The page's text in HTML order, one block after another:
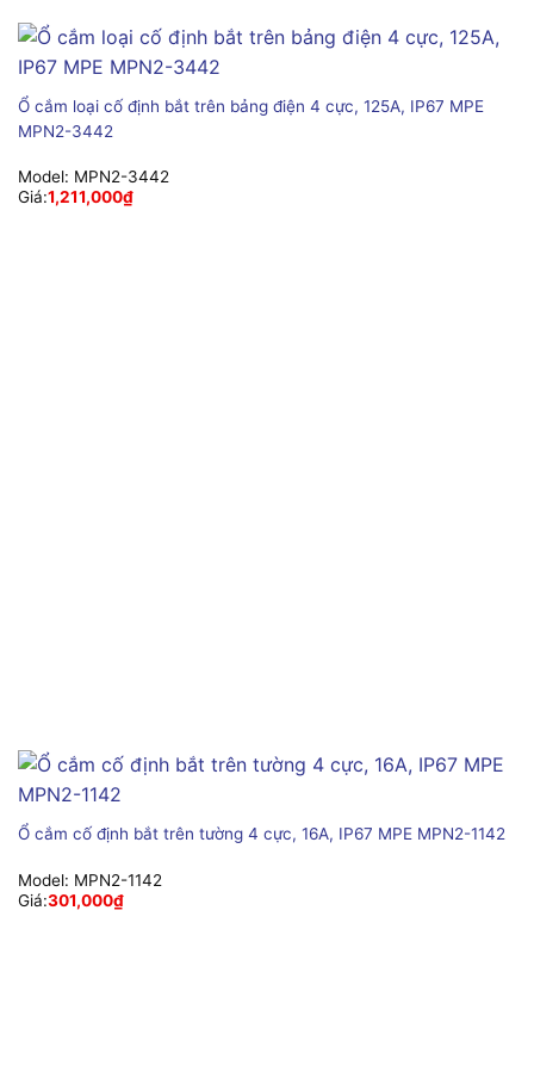
Ổ cắm loại cố định bắt trên bảng điện 4 cực, 125A, IP67 MPE
MPN2-3442
Model: MPN2-3442
Giá:1,211,000₫
Ổ cắm cố định bắt trên tường 4 cực, 16A, IP67 MPE MPN2-1142
Model: MPN2-1142
Giá:301,000₫